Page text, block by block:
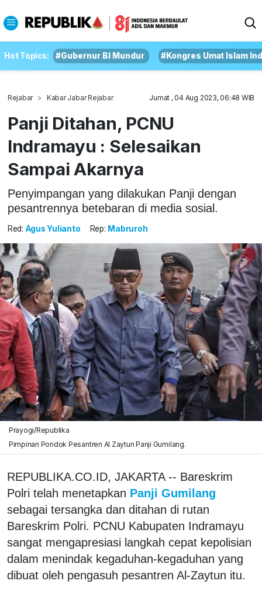
Hot Topics: #Gubernur BI Mundur #Kongres Umat Islam
Rejabar Kabar Jabar Rejabar Jumat , 04 Aug 2023, 06:48 WIB
Panji Ditahan, PCNU
Indramayu : Selesaikan
Sampai Akarnya
Penyimpangan yang dilakukan Panji dengan
pesantrennya betebaran di media sosial.
Red: Agus Yulianto Rep: Mabruroh
Prayogi/Republika
Pimpinan Pondok Pesantren Al Zaytun Panji Gumilang.
REPUBLIKA.CO.ID, JAKARTA -- Bareskrim
Polri telah menetapkan Panji Gumilang
sebagai tersangka dan ditahan di rutan
Bareskrim Polri. PCNU Kabupaten Indramayu
sangat mengapresiasi langkah cepat kepolisian
dalam menindak kegaduhan-kegaduhan yang
dibuat oleh pengasuh pesantren Al-Zaytun itu.